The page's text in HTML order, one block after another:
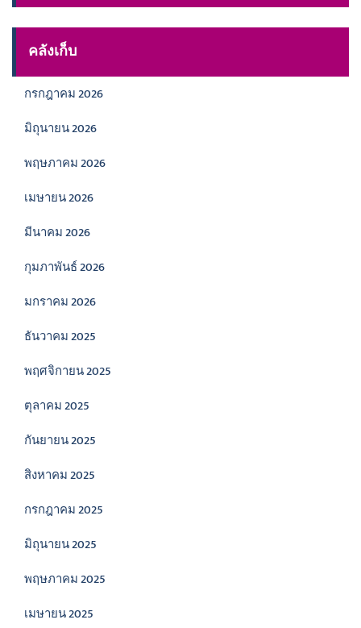
คลังเก็บ
กรกฎาคม 2026
มิถุนายน 2026
พฤษภาคม 2026
เมษายน 2026
มีนาคม 2026
กุมภาพันธ์ 2026
มกราคม 2026
ธันวาคม 2025
พฤศจิกายน 2025
ตุลาคม 2025
กันยายน 2025
สิงหาคม 2025
กรกฎาคม 2025
มิถุนายน 2025
พฤษภาคม 2025
เมษายน 2025